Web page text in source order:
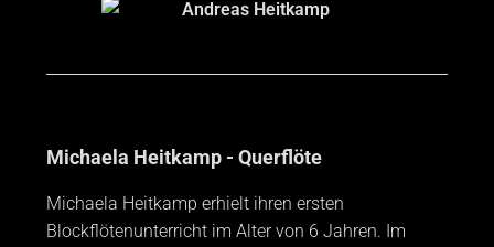
Michaela Heitkamp - Querflöte
Michaela Heitkamp erhielt ihren ersten
Blockflötenunterricht im Alter von 6 Jahren. Im